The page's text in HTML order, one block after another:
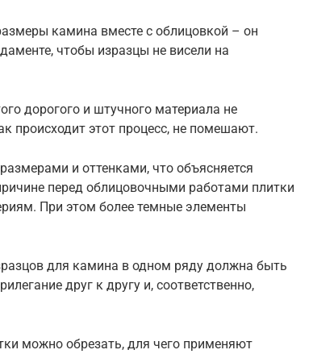
камина вместе с облицовкой – он
чтобы изразцы не висели на
дорогого и штучного материала не
происходит этот процесс, не помешают.
и оттенками, что объясняется
перед облицовочными работами плитки
При этом более темные элементы
для камина в одном ряду должна быть
друг к другу и, соответственно,
можно обрезать, для чего применяют